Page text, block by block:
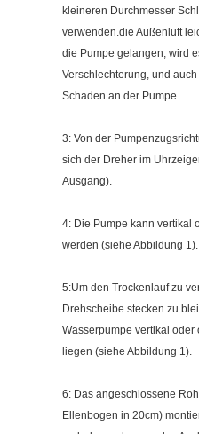
kleineren Durchmesser
verwenden.die Außenluft
die Pumpe gelangen, wird
Verschlechterung, und
Schaden an der Pumpe.
3: Von der
sich der Dreher im
Ausgang).
4: Die Pumpe kann vertikal
werden (siehe Abbildung 1).
5:Um den Trockenlauf zu
Drehscheibe stecken zu
Wasserpumpe vertikal
liegen (siehe Abbildung 1).
6: Das angeschlossene
Ellenbogen in 20cm)